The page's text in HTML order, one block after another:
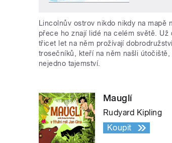
Lincolnův ostrov nikdo nikdy na mapě
přece ho znají lidé na celém světě. Už
třicet let na něm prožívají
trosečníků, kteří na něm našli útočiště,
nejedno tajemství.
Mauglí
Rudyard Kipling
Koupit